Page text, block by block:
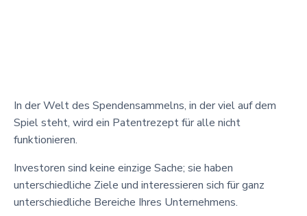
In der Welt des Spendensammelns, in der viel auf dem
Spiel steht, wird ein Patentrezept für alle nicht
funktionieren.
Investoren sind keine einzige Sache; sie haben
unterschiedliche Ziele und interessieren sich für ganz
unterschiedliche Bereiche Ihres Unternehmens.